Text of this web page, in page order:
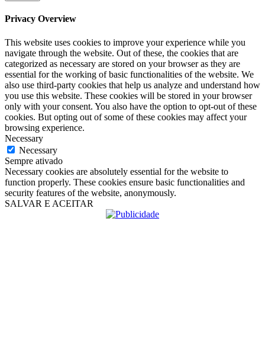
Privacy Overview
This website uses cookies to improve your experience while you
navigate through the website. Out of these, the cookies that are
categorized as necessary are stored on your browser as they are
essential for the working of basic functionalities of the website. We
also use third-party cookies that help us analyze and understand how
you use this website. These cookies will be stored in your browser
only with your consent. You also have the option to opt-out of these
cookies. But opting out of some of these cookies may affect your
browsing experience.
Necessary
Necessary
Sempre ativado
Necessary cookies are absolutely essential for the website to
function properly. These cookies ensure basic functionalities and
security features of the website, anonymously.
SALVAR E ACEITAR